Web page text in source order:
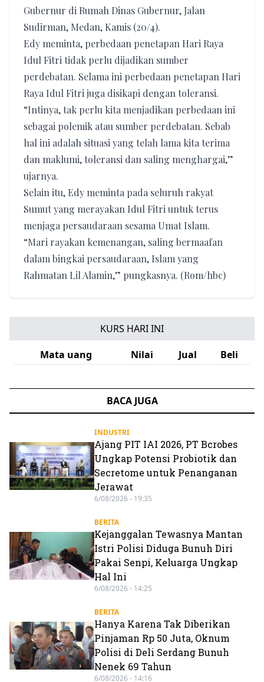
Gubernur di Rumah Dinas Gubernur, Jalan
Sudirman, Medan, Kamis (20/4).
Edy meminta, perbedaan penetapan Hari Raya
Idul Fitri tidak perlu dijadikan sumber
perdebatan. Selama ini perbedaan penetapan Hari
Raya Idul Fitri juga disikapi dengan toleransi.
“Intinya, tak perlu kita menjadikan perbedaan ini
sebagai polemik atau sumber perdebatan. Sebab
hal ini adalah situasi yang telah lama kita terima
dan maklumi, toleransi dan saling menghargai,”
ujarnya.
Selain itu, Edy meminta pada seluruh rakyat
Sumut yang merayakan Idul Fitri untuk terus
menjaga persaudaraan sesama Umat Islam.
“Mari rayakan kemenangan, saling bermaafan
dalam bingkai persaudaraan, Islam yang
Rahmatan Lil Alamin,” pungkasnya. (Rom/hbc)
KURS HARI INI
Mata uang
Nilai Jual Beli
BACA JUGA
INDUSTRI
Ajang PIT IAI 2026, PT Bcrobes
Ungkap Potensi Probiotik dan
Secretome untuk Penanganan
Jerawat
6/08/2026 - 19:35
BERITA
Kejanggalan Tewasnya Mantan
Istri Polisi Diduga Bunuh Diri
Pakai Senpi, Keluarga Ungkap
Hal Ini
6/08/2026 - 14:25
BERITA
Hanya Karena Tak Diberikan
Pinjaman Rp 50 Juta, Oknum
Polisi di Deli Serdang Bunuh
Nenek 69 Tahun
6/08/2026 - 14:16